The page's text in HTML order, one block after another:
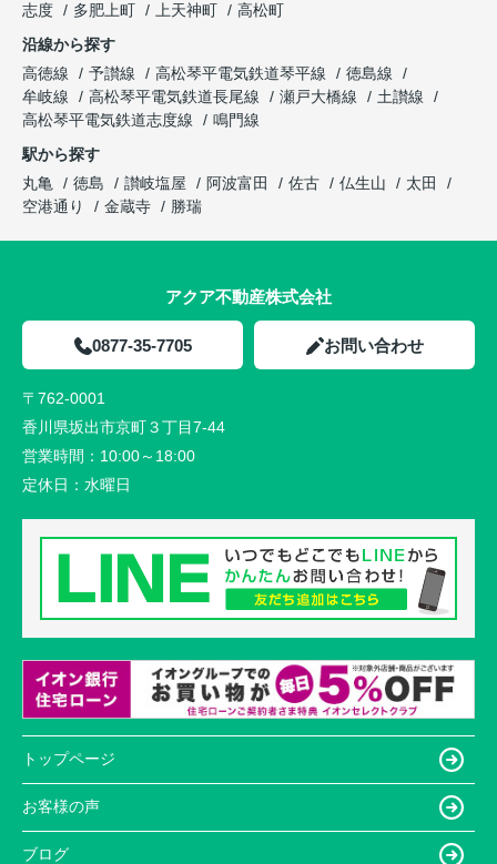
志度
多肥上町 上天神町
高松町
沿線から探す
高徳線
予讃線 高松琴平電気鉄道琴平線
徳島線
牟岐線
高松琴平電気鉄道長尾線 瀬戸大橋線
土讃線
高松琴平電気鉄道志度線
鳴門線
駅から探す
丸亀
徳島 讃岐塩屋 阿波富田 佐古 仏生山
太田
空港通り
金蔵寺 勝瑞
アクア不動産株式会社
0877-35-7705 お問い合わせ
〒762-0001
香川県坂出市京町３丁目7-44
営業時間： 10:00～18:00
定休日： 水曜日
トップページ
お客様の声
ブログ